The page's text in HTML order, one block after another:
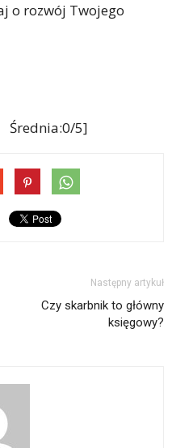
o rozwój Twojego
Średnia:0/5]
Następny artykuł
Czy skarbnik to główny
księgowy?